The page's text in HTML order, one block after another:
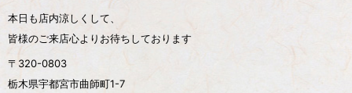
本日も店内涼しくして、
皆様のご来店心よりお待ちしております
〒320-0803
栃木県宇都宮市曲師町1-7